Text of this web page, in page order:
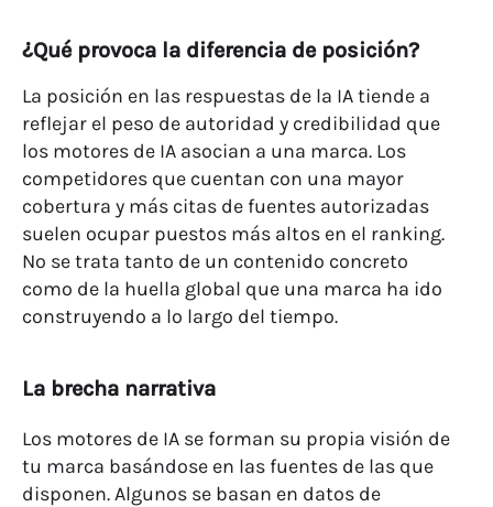
¿Qué provoca la diferencia de posición?
La posición en las respuestas de la IA tiende a
reflejar el peso de autoridad y credibilidad que
los motores de IA asocian a una marca. Los
competidores que cuentan con una mayor
cobertura y más citas de fuentes autorizadas
suelen ocupar puestos más altos en el ranking.
No se trata tanto de un contenido concreto
como de la huella global que una marca ha ido
construyendo a lo largo del tiempo.
La brecha narrativa
Los motores de IA se forman su propia visión de
tu marca basándose en las fuentes de las que
disponen. Algunos se basan en datos de